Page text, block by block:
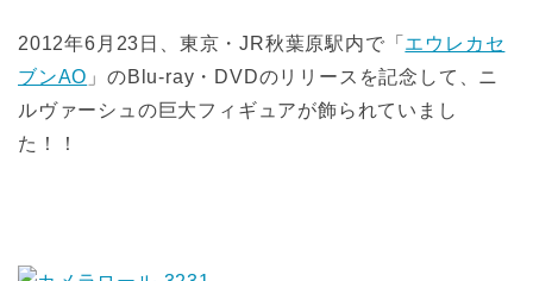
2012年6月23日、東京・JR秋葉原駅内で「 エウレカセ
ブンAO 」のBlu-ray・DVDのリリースを記念して、ニ
ルヴァーシュの巨大フィギュアが飾られていまし
た！！